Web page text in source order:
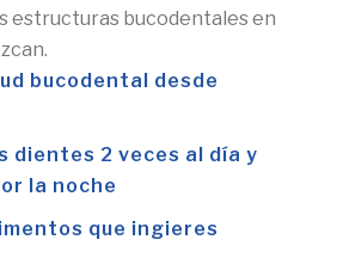
estructuras bucodentales en
bucodental desde
dientes 2 veces al día y
la noche
que ingieres